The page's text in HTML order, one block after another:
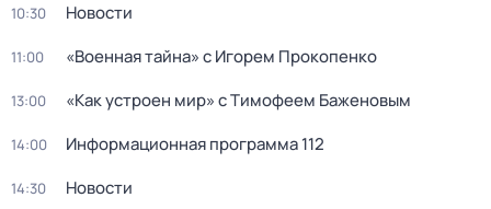
10:30 Новости
11:00 «Военная тайна» с Игорем Прокопенко
13:00 «Как устроен мир» с Тимофеем Баженовым
14:00 Информационная программа 112
14:30 Новости